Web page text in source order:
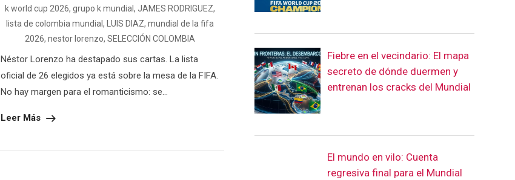
k world cup 2026, grupo k mundial , JAMES RODRIGUEZ,
lista de colombia mundial , LUIS DIAZ, mundial de la fifa
2026, nestor lorenzo, SELECCIÓN COLOMBIA
Néstor Lorenzo ha destapado sus cartas. La lista
oficial de 26 elegidos ya está sobre la mesa de la FIFA.
No hay margen para el romanticismo: se...
Leer Más
Fiebre en el vecindario: El mapa
secreto de dónde duermen y
entrenan los cracks del Mundial
El mundo en vilo: Cuenta
regresiva final para el Mundial